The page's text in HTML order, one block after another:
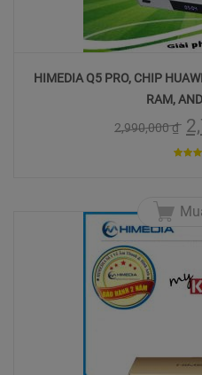
HIMEDIA Q5 PRO, CHIP
RAM,
2,990,000₫